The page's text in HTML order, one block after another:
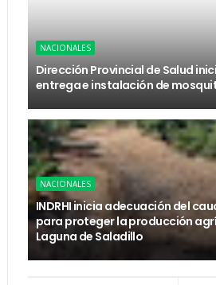
NACIONALES
Dirección Provincial de Salud
entrega e instalación de
NACIONALES
INDRHI inicia adecuación del
para proteger la producción
Laguna de Saladillo